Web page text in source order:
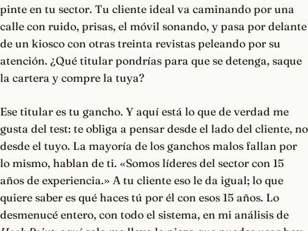
pinte en tu sector. Tu cliente ideal va caminando por una
calle con ruido, prisas, el móvil sonando, y pasa por delante
de un kiosco con otras treinta revistas peleando por su
atención. ¿Qué titular pondrías para que se detenga, saque
la cartera y compre la tuya?
Ese titular es tu gancho. Y aquí está lo que de verdad me
gusta del test: te obliga a pensar desde el lado del cliente, no
desde el tuyo. La mayoría de los ganchos malos fallan por
lo mismo, hablan de ti. «Somos líderes del sector con 15
años de experiencia.» A tu cliente eso le da igual; lo que
quiere saber es qué haces tú por él con esos 15 años. Lo
desmenucé entero, con todo el sistema, en mi análisis de